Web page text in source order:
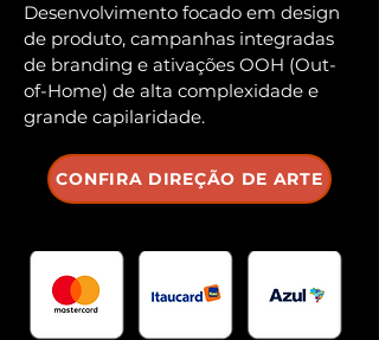
Desenvolvimento focado em design
de produto, campanhas integradas
de branding e ativações OOH (Out-
of-Home) de alta complexidade e
grande capilaridade.
CONFIRA DIREÇÃO DE ARTE